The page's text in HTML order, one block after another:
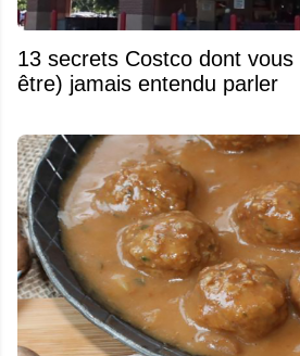
13 secrets Costco dont
être) jamais entendu parler